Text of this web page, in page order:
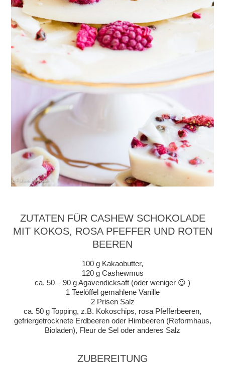
ZUTATEN FÜR CASHEW SCHOKOLADE
MIT KOKOS, ROSA PFEFFER UND ROTEN
BEEREN
100 g Kakaobutter,
120 g Cashewmus
ca. 50 – 90 g Agavendicksaft (oder weniger 😉 )
1 Teelöffel gemahlene Vanille
2 Prisen Salz
ca. 50 g Topping, z.B. Kokoschips, rosa Pfefferbeeren,
gefriergetrocknete Erdbeeren oder Himbeeren (Reformhaus,
Bioladen), Fleur de Sel oder anderes Salz
ZUBEREITUNG